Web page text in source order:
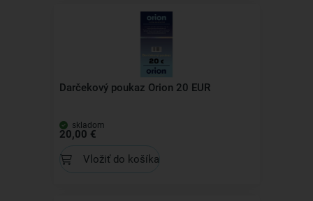
Darčekový poukaz Orion 20 EUR
skladom
20,00 €
Vložiť do košíka